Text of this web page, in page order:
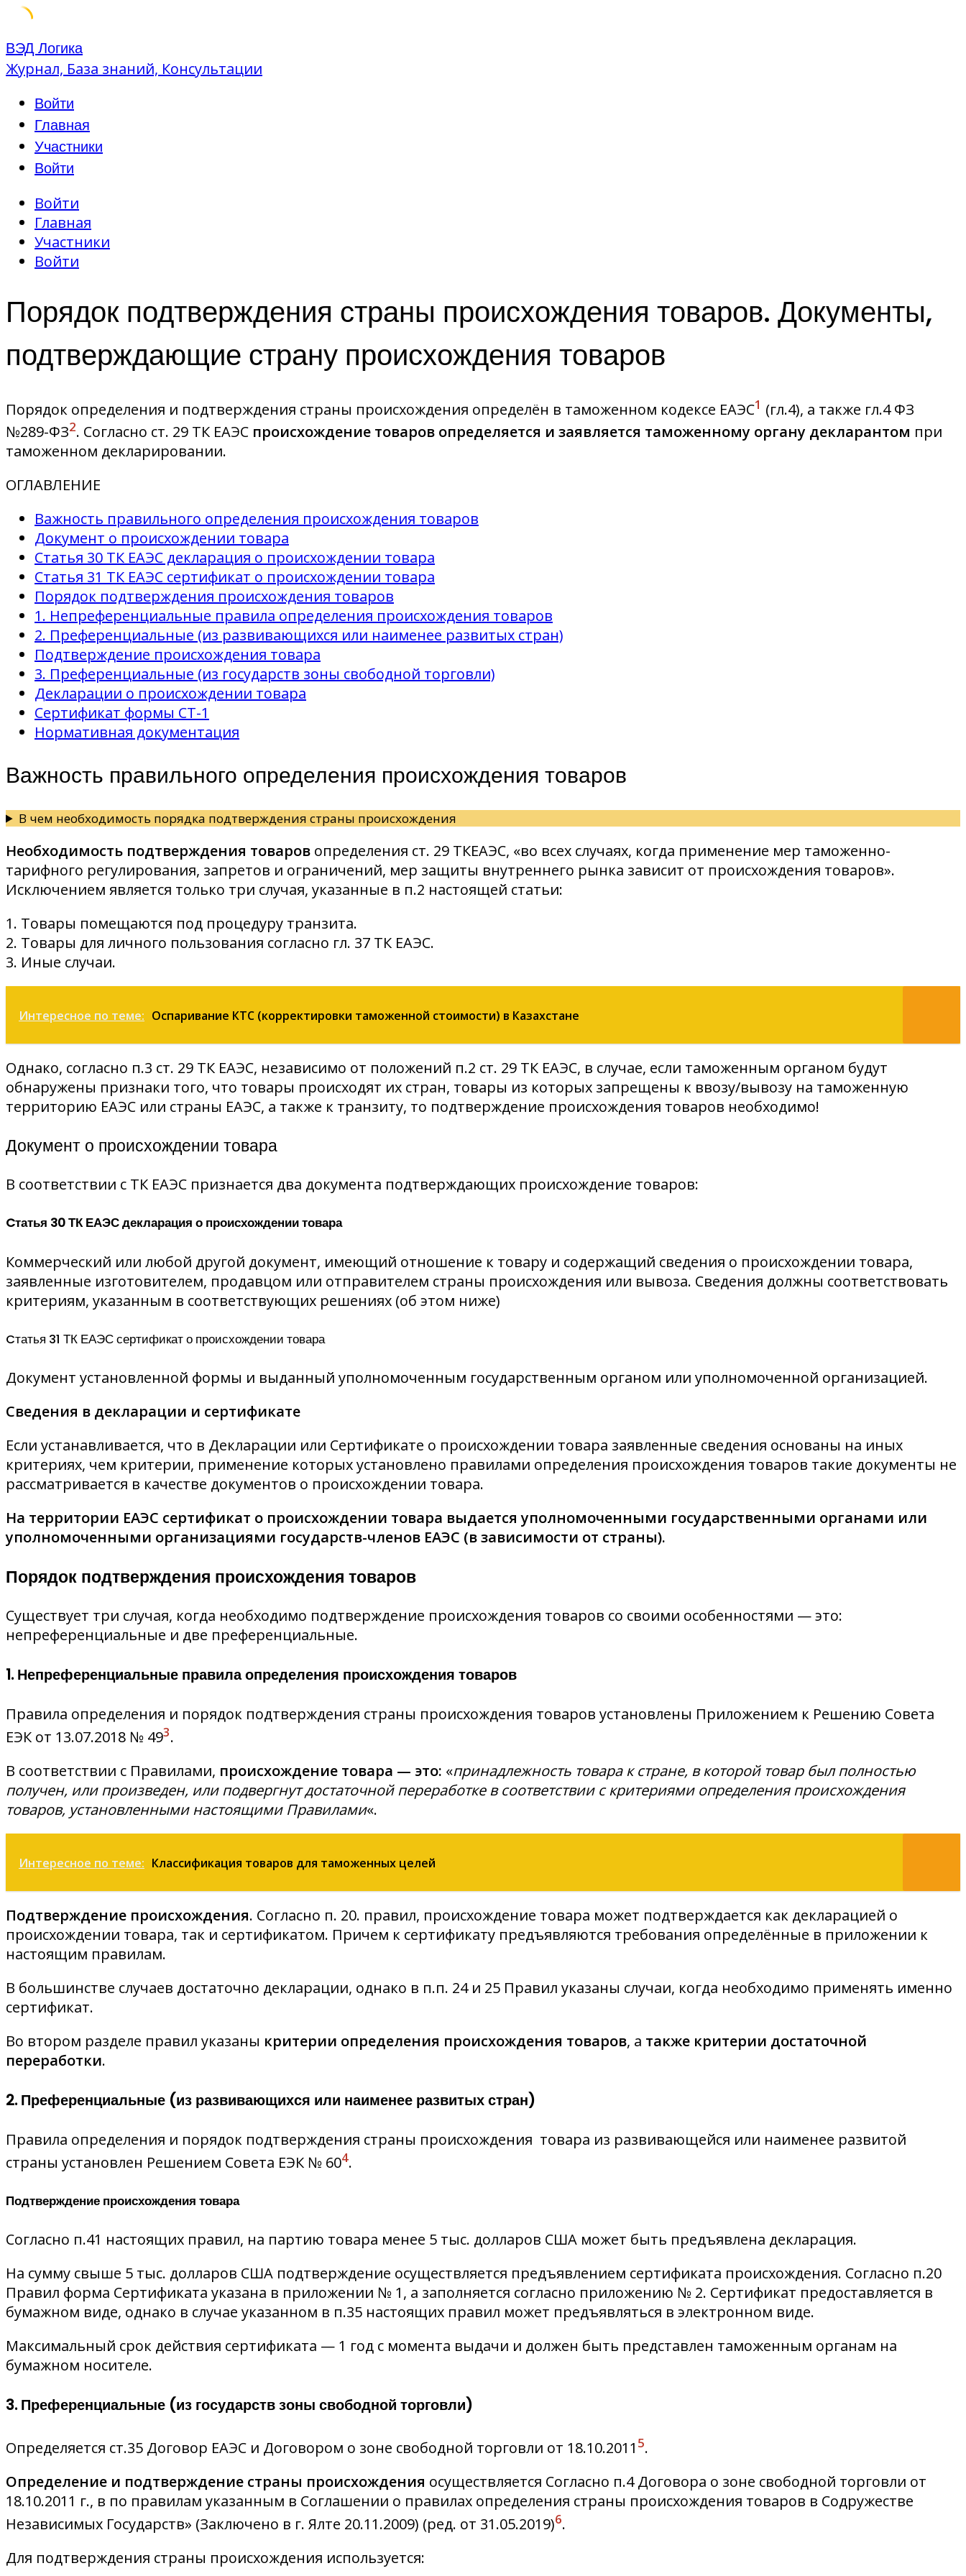
Skip
to
ВЭД Логика
Журнал, База знаний, Консультации
Войти
Главная
Участники
Войти
Войти
Главная
Участники
Войти
Порядок подтверждения страны происхождения товаров. Документы,
подтверждающие страну происхождения товаров
Порядок определения и подтверждения страны происхождения определён в таможенном кодексе ЕАЭС1 (гл.4), а также гл.4 ФЗ
№289-ФЗ2. Согласно ст. 29 ТК ЕАЭС происхождение товаров определяется и заявляется таможенному органу декларантом при
таможенном декларировании.
ОГЛАВЛЕНИЕ
Важность правильного определения происхождения товаров
Документ о происхождении товара
Cтатья 30 ТК ЕАЭС декларация о происхождении товара
Cтатья 31 ТК ЕАЭС сертификат о происхождении товара
Порядок подтверждения происхождения товаров
1. Непреференциальные правила определения происхождения товаров
2. Преференциальные (из развивающихся или наименее развитых стран)
Подтверждение происхождения товара
3. Преференциальные (из государств зоны свободной торговли)
Декларации о происхождении товара
Сертификат формы СТ-1
Нормативная документация
Важность правильного определения происхождения товаров
В чем необходимость порядка подтверждения страны происхождения
Необходимость подтверждения товаров определения ст. 29 ТКЕАЭС, «во всех случаях, когда применение мер таможенно-
тарифного регулирования, запретов и ограничений, мер защиты внутреннего рынка зависит от происхождения товаров».
Исключением является только три случая, указанные в п.2 настоящей статьи:
1. Товары помещаются под процедуру транзита.
2. Товары для личного пользования согласно гл. 37 ТК ЕАЭС.
3. Иные случаи.
Интересное по теме: Оспаривание КТС (корректировки таможенной стоимости) в Казахстане
Однако, согласно п.3 ст. 29 ТК ЕАЭС, независимо от положений п.2 ст. 29 ТК ЕАЭС, в случае, если таможенным органом будут
обнаружены признаки того, что товары происходят их стран, товары из которых запрещены к ввозу/вывозу на таможенную
территорию ЕАЭС или страны ЕАЭС, а также к транзиту, то подтверждение происхождения товаров необходимо!
Документ о происхождении товара
В соответствии с ТК ЕАЭС признается два документа подтверждающих происхождение товаров:
Cтатья 30 ТК ЕАЭС декларация о происхождении товара
Коммерческий или любой другой документ, имеющий отношение к товару и содержащий сведения о происхождении товара,
заявленные изготовителем, продавцом или отправителем страны происхождения или вывоза. Сведения должны соответствовать
критериям, указанным в соответствующих решениях (об этом ниже)
Cтатья 31 ТК ЕАЭС сертификат о происхождении товара
Документ установленной формы и выданный уполномоченным государственным органом или уполномоченной организацией.
Сведения в декларации и сертификате
Если устанавливается, что в Декларации или Сертификате о происхождении товара заявленные сведения основаны на иных
критериях, чем критерии, применение которых установлено правилами определения происхождения товаров такие документы не
рассматривается в качестве документов о происхождении товара.
На территории ЕАЭС сертификат о происхождении товара выдается уполномоченными государственными органами или
уполномоченными организациями государств-членов ЕАЭС (в зависимости от страны).
Порядок подтверждения происхождения товаров
Существует три случая, когда необходимо подтверждение происхождения товаров со своими особенностями — это:
непреференциальные и две преференциальные.
1. Непреференциальные правила определения происхождения товаров
Правила определения и порядок подтверждения страны происхождения товаров установлены Приложением к Решению Совета
ЕЭК от 13.07.2018 № 493.
В соответствии с Правилами, происхождение товара — это: «принадлежность товара к стране, в которой товар был полностью
получен, или произведен, или подвергнут достаточной переработке в соответствии с критериями определения происхождения
товаров, установленными настоящими Правилами«.
Интересное по теме: Классификация товаров для таможенных целей
Подтверждение происхождения. Согласно п. 20. правил, происхождение товара может подтверждается как декларацией о
происхождении товара, так и сертификатом. Причем к сертификату предъявляются требования определённые в приложении к
настоящим правилам.
В большинстве случаев достаточно декларации, однако в п.п. 24 и 25 Правил указаны случаи, когда необходимо применять именно
сертификат.
Во втором разделе правил указаны критерии определения происхождения товаров, а также критерии достаточной
переработки.
2. Преференциальные (из развивающихся или наименее развитых стран)
Правила определения и порядок подтверждения страны происхождения товара из развивающейся или наименее развитой
страны установлен Решением Совета ЕЭК № 604.
Подтверждение происхождения товара
Согласно п.41 настоящих правил, на партию товара менее 5 тыс. долларов США может быть предъявлена декларация.
На сумму свыше 5 тыс. долларов США подтверждение осуществляется предъявлением сертификата происхождения. Согласно п.20
Правил форма Сертификата указана в приложении № 1, а заполняется согласно приложению № 2. Сертификат предоставляется в
бумажном виде, однако в случае указанном в п.35 настоящих правил может предъявляться в электронном виде.
Максимальный срок действия сертификата — 1 год с момента выдачи и должен быть представлен таможенным органам на
бумажном носителе.
3. Преференциальные (из государств зоны свободной торговли)
Определяется ст.35 Договор ЕАЭС и Договором о зоне свободной торговли от 18.10.2011 5.
Определение и подтверждение страны происхождения осуществляется Согласно п.4 Договора о зоне свободной торговли от
18.10.2011 г., в по правилам указанным в Соглашении о правилах определения страны происхождения товаров в Содружестве
Независимых Государств» (Заключено в г. Ялте 20.11.2009) (ред. от 31.05.2019)6.
Для подтверждения страны происхождения используется: